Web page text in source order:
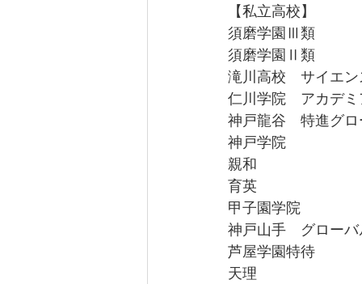
【私立高校】
須磨学園Ⅲ類
須磨学園Ⅱ類
滝川高校　サイエ
仁川学院　アカデ
神戸龍谷　特進グ
神戸学院
親和
育英
甲子園学院
神戸山手　グロー
芦屋学園特待
天理